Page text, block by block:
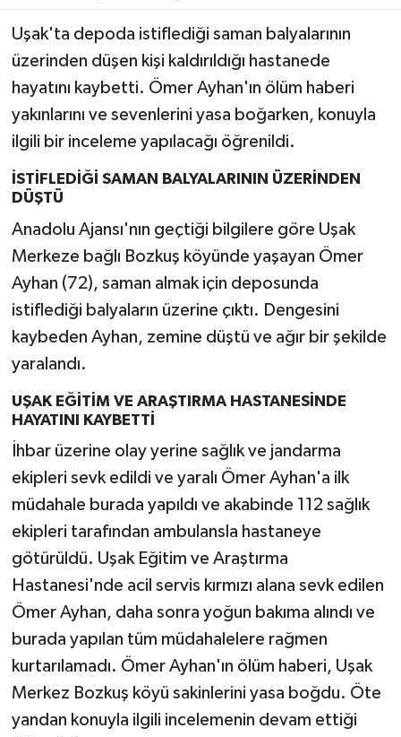
Uşak'ta depoda istiflediği saman balyalarının
üzerinden düşen kişi kaldırıldığı hastanede
hayatını kaybetti. Ömer Ayhan'ın ölüm haberi
yakınlarını ve sevenlerini yasa boğarken, konuyla
ilgili bir inceleme yapılacağı öğrenildi.
İSTİFLEDİĞİ SAMAN BALYALARININ ÜZERİNDEN
DÜŞTÜ
Anadolu Ajansı'nın geçtiği bilgilere göre Uşak
Merkeze bağlı Bozkuş köyünde yaşayan Ömer
Ayhan (72), saman almak için deposunda
istiflediği balyaların üzerine çıktı. Dengesini
kaybeden Ayhan, zemine düştü ve ağır bir şekilde
yaralandı.
UŞAK EĞİTİM VE ARAŞTIRMA HASTANESİNDE
HAYATINI KAYBETTİ
İhbar üzerine olay yerine sağlık ve jandarma
ekipleri sevk edildi ve yaralı Ömer Ayhan'a ilk
müdahale burada yapıldı ve akabinde 112 sağlık
ekipleri tarafından ambulansla hastaneye
götürüldü. Uşak Eğitim ve Araştırma
Hastanesi'nde acil servis kırmızı alana sevk edilen
Ömer Ayhan, daha sonra yoğun bakıma alındı ve
burada yapılan tüm müdahalelere rağmen
kurtarılamadı. Ömer Ayhan'ın ölüm haberi, Uşak
Merkez Bozkuş köyü sakinlerini yasa boğdu. Öte
yandan konuyla ilgili incelemenin devam ettiği